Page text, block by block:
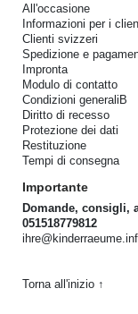
All'occasione
Informazioni per i
Clienti svizzeri
Spedizione e
Impronta
Modulo di contatto
Condizioni generaliB
Diritto di recesso
Protezione dei dati
Restituzione
Tempi di consegna
Importante
Domande, consigli,
051518779812
Torna all'inizio ↑